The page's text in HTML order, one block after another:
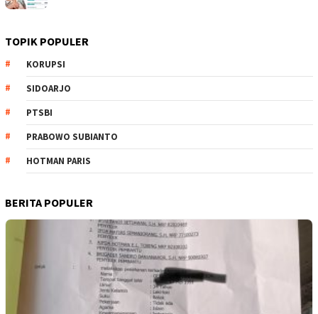
TOPIK POPULER
KORUPSI
SIDOARJO
PTSBI
PRABOWO SUBIANTO
HOTMAN PARIS
BERITA POPULER